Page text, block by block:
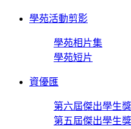
學苑活動剪影
學苑相片集
學苑短片
資優匯
第六屆傑出學生
第五屆傑出學生